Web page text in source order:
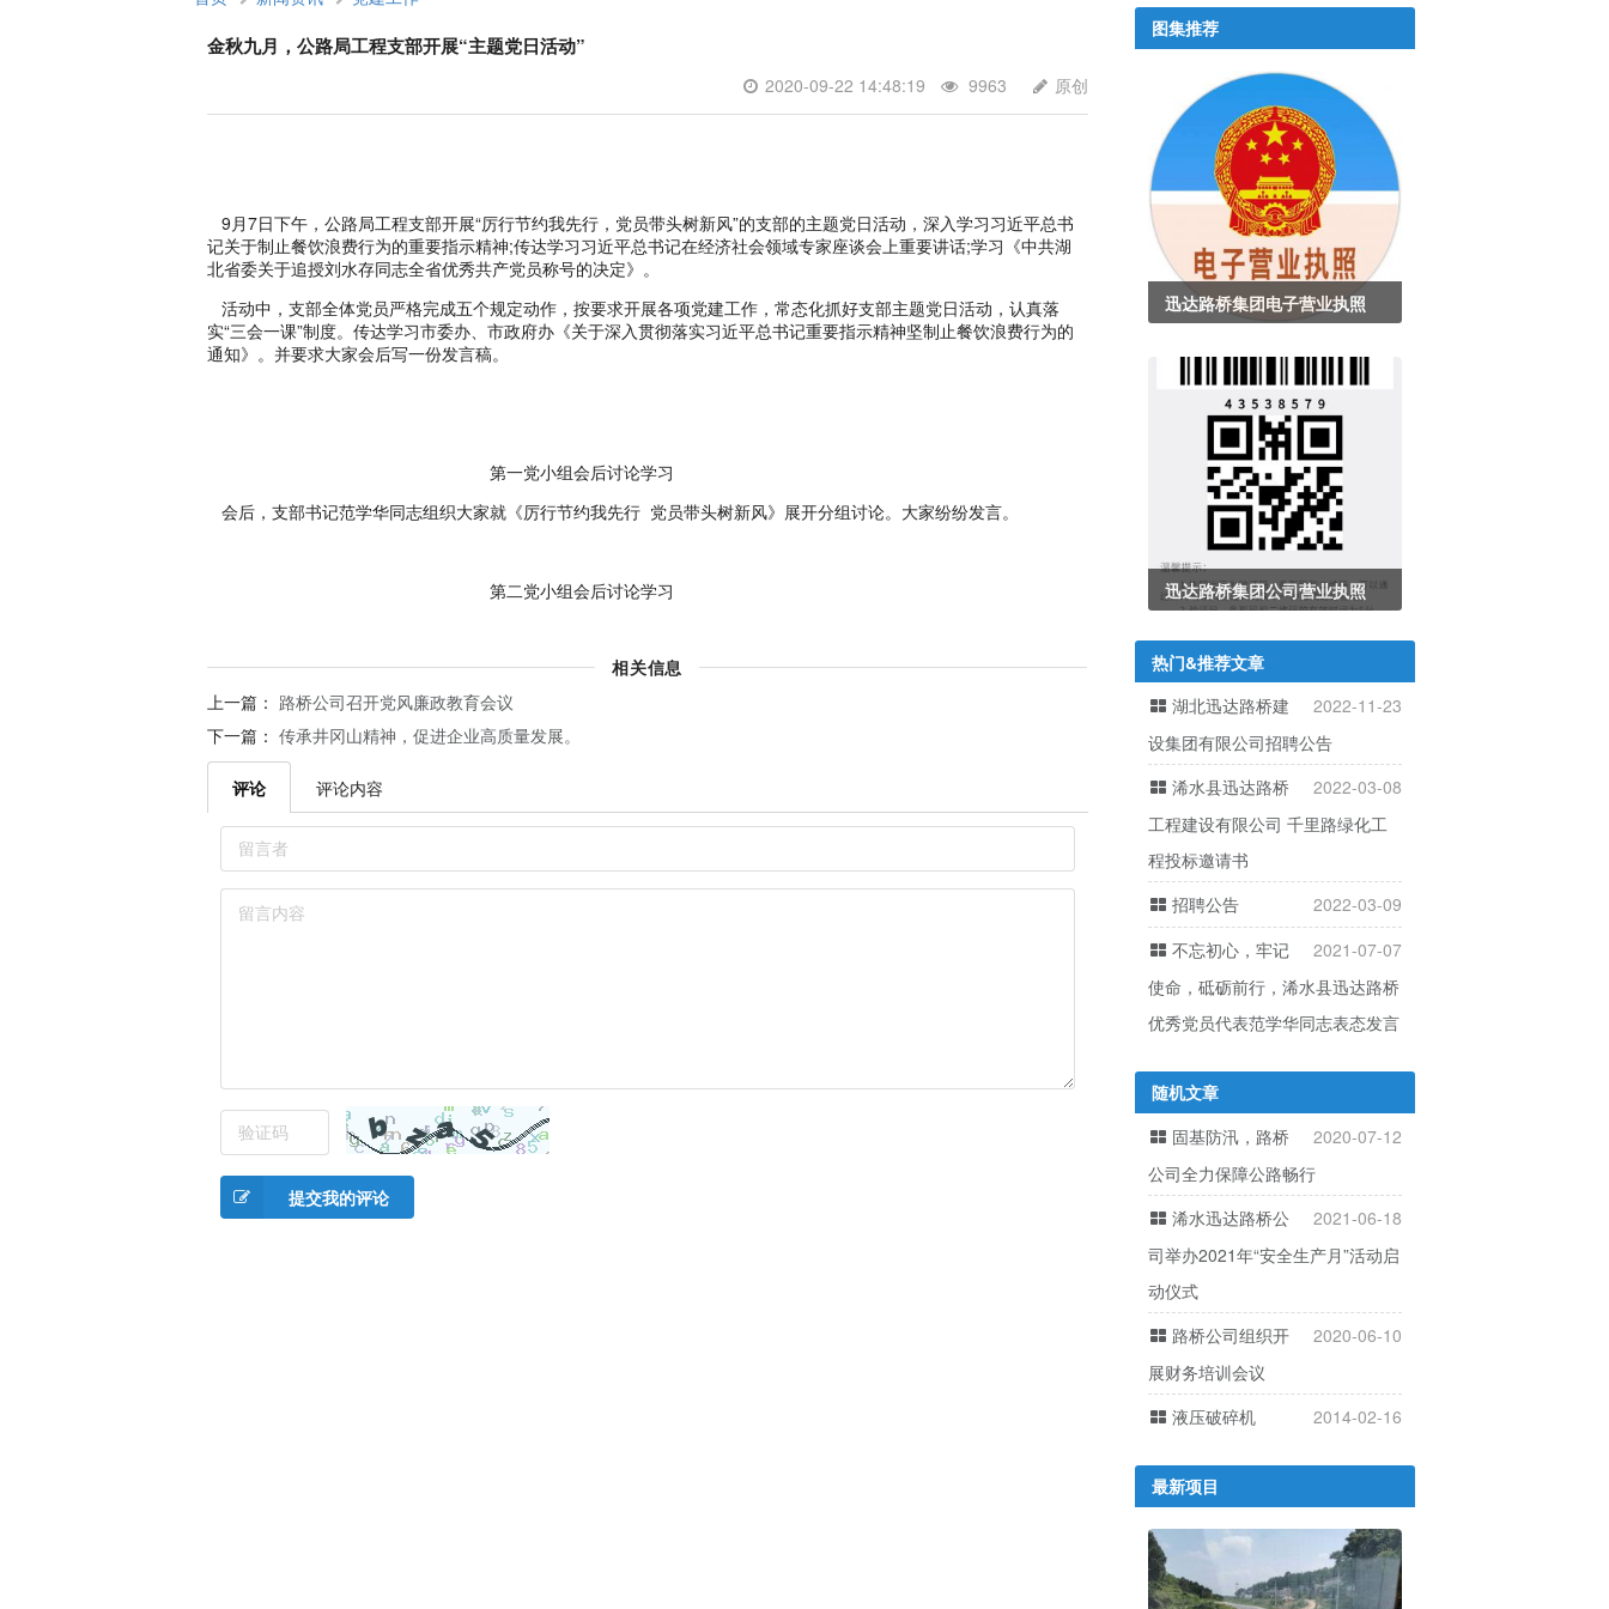
金秋九月，公路局工程支部开展“主题党日活动”
2020-09-22 14:48:19 9963 原创
9月7日下午，公路局工程支部开展“厉行节约我先行，党员带头树新风”的支部的主题党日活动，深入学习习近平总书
记关于制止餐饮浪费行为的重要指示精神;传达学习习近平总书记在经济社会领域专家座谈会上重要讲话;学习《中共湖
北省委关于追授刘水存同志全省优秀共产党员称号的决定》。
活动中，支部全体党员严格完成五个规定动作，按要求开展各项党建工作，常态化抓好支部主题党日活动，认真落
实“三会一课”制度。传达学习市委办、市政府办《关于深入贯彻落实习近平总书记重要指示精神坚制止餐饮浪费行为的
通知》。并要求大家会后写一份发言稿。
第一党小组会后讨论学习
会后，支部书记范学华同志组织大家就《厉行节约我先行 党员带头树新风》展开分组讨论。大家纷纷发言。
第二党小组会后讨论学习
相关信息
上一篇： 路桥公司召开党风廉政教育会议
下一篇：传承井冈山精神，促进企业高质量发展。
评论 评论内容
提交我的评论
图集推荐
迅达路桥集团电子营业执照
迅达路桥集团公司营业执照
热门&推荐文章
2022-11-23
湖北迅达路桥建
设集团有限公司招聘公告
2022-03-08
浠水县迅达路桥
工程建设有限公司 千里路绿化工
程投标邀请书
2022-03-09
招聘公告
2021-07-07
不忘初心，牢记
使命，砥砺前行，浠水县迅达路桥
优秀党员代表范学华同志表态发言
随机文章
2020-07-12
固基防汛，路桥
公司全力保障公路畅行
2021-06-18
浠水迅达路桥公
司举办2021年“安全生产月”活动启
动仪式
2020-06-10
路桥公司组织开
展财务培训会议
2014-02-16
液压破碎机
最新项目